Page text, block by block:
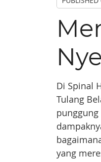
Di Spinal
Tulang
yang